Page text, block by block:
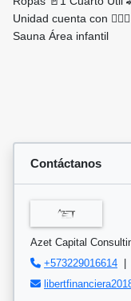
Unidad cuenta con
Sauna Área infantil
Contáctanos
Azet Capital
+573229016614 |